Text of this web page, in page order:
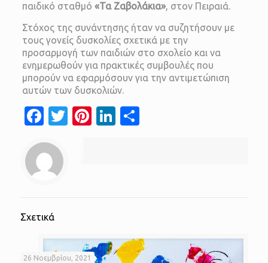
παιδικό σταθμό«Τα Ζαβολάκια», στον Πειραιά.
Στόχος της συνάντησης ήταν να συζητήσουν με
τους γονείς δυσκολίες σχετικά με την
προσαρμογή των παιδιών στο σχολείο και να
ενημερωθούν για πρακτικές συμβουλές που
μπορούν να εφαρμόσουν για την αντιμετώπιση
αυτών των δυσκολιών.
Facebook
Twitter
Pinterest
LinkedIn
Σχετικά
26 Νοεμβρίου, 2021